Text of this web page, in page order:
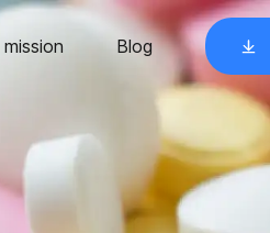
Blog